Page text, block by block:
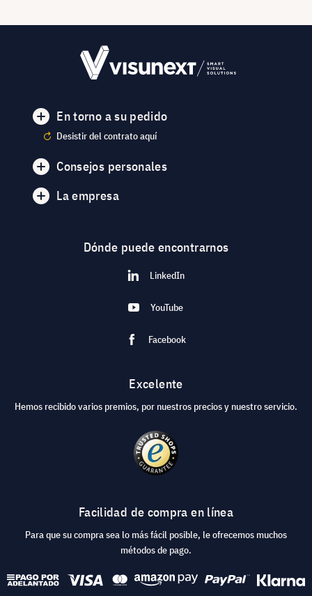
En torno a su pedido
Desistir del contrato aquí
Consejos personales
La empresa
Dónde puede encontrarnos
LinkedIn
YouTube
Facebook
Excelente
Hemos recibido varios premios, por nuestros precios y nuestro servicio.
Facilidad de compra en línea
Para que su compra sea lo más fácil posible, le ofrecemos muchos
métodos de pago.